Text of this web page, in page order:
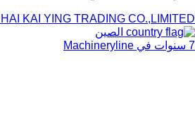
KAI YING TRADING CO.,LIMITED
الصين
7 سنوات في Machineryline